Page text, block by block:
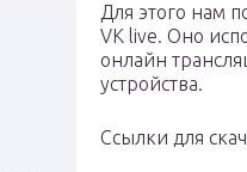
Для этого нам
VK live. Оно
онлайн
устройства.
Ссылки для